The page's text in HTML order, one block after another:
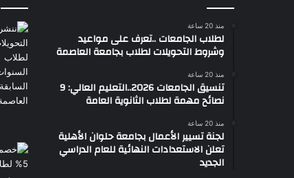
منذ 20 ساعة
لطلاب الجامعات ..تعرف على مواعيد
وشروط التحويلات لطلاب بجامعة العاصمة
منذ 20 ساعة
تنسيق الجامعات 2026..التعليم العالي: 9
نصائح مهمة لطلاب الثانوية العامة
منذ 20 ساعة
لجنة تسيير الأعمال بجامعة حلوان الأهلية
تعلن الاستعدادات النهائية للعام الدراسي
الجديد